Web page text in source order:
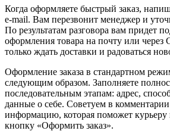
Когда оформляете быстрый заказ,
e-mail. Вам перезвонит менеджер и
По результатам разговора вам придет
оформления товара на почту или через
только ждать доставки и радоваться
Оформление заказа в стандартном
следующим образом. Заполняете
последовательным этапам: адрес,
данные о себе. Советуем в комментарии
информацию, которая поможет
кнопку «Оформить заказ».